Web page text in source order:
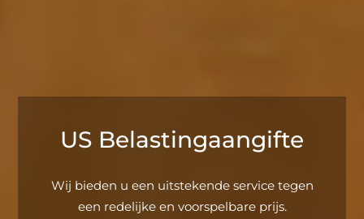
US Belastingaangifte
Wij bieden u een uitstekende service tegen
een redelijke en voorspelbare prijs.